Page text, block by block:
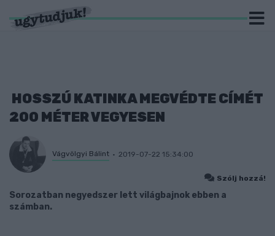
HOSSZÚ KATINKA MEGVÉDTE CÍMÉT
200 MÉTER VEGYESEN
Vágvölgyi Bálint 2019-07-22 15:34:00
Szólj hozzá!
Sorozatban negyedszer lett világbajnok ebben a
számban.